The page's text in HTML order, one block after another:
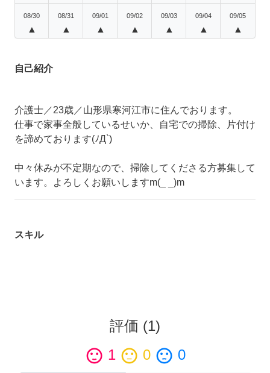
08/30
▲
08/31
▲
09/01
▲
09/02
▲
09/03
▲
09/04
▲
09/05
▲
自己紹介
介護士／23歳／山形県寒河江市に住んでおります。
仕事で家事全般しているせいか、自宅での掃除、片付け
を諦めております(ﾉД`)
中々休みが不定期なので、掃除してくださる方募集して
います。よろしくお願いしますm(_ _)m
スキル
評価 (1)
sentiment_satisfied 1 sentiment_neutral 0 sentiment_dissatisfied 0